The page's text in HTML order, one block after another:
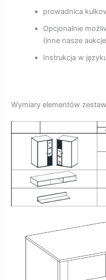
prowadnica
Opcjonalnie
(inne nasze
Instrukcja w
Wymiary elementów